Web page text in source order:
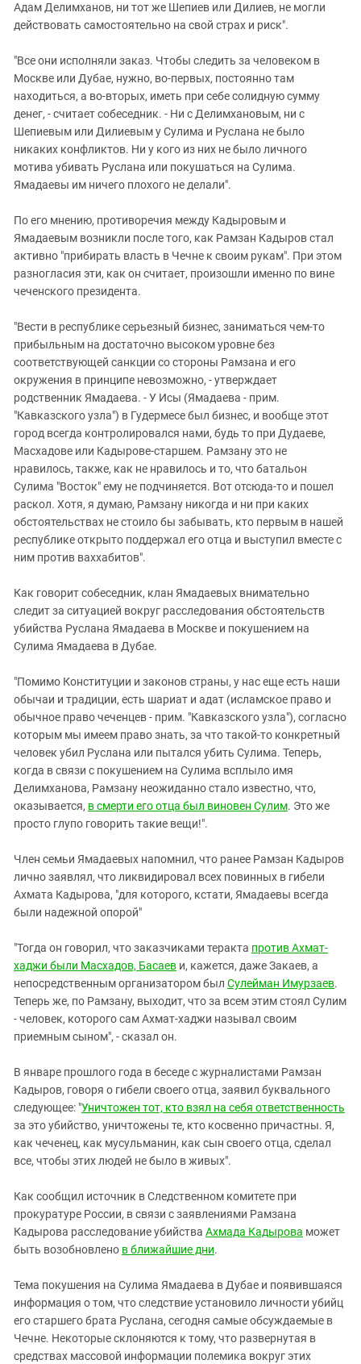
Адам Делимханов, ни тот же Шепиев или Дилиев, не могли
действовать самостоятельно на свой страх и риск".
"Все они исполняли заказ. Чтобы следить за человеком в
Москве или Дубае, нужно, во-первых, постоянно там
находиться, а во-вторых, иметь при себе солидную сумму
денег, - считает собеседник. - Ни с Делимхановым, ни с
Шепиевым или Дилиевым у Сулима и Руслана не было
никаких конфликтов. Ни у кого из них не было личного
мотива убивать Руслана или покушаться на Сулима.
Ямадаевы им ничего плохого не делали".
По его мнению, противоречия между Кадыровым и
Ямадаевым возникли после того, как Рамзан Кадыров стал
активно "прибирать власть в Чечне к своим рукам". При этом
разногласия эти, как он считает, произошли именно по вине
чеченского президента.
"Вести в республике серьезный бизнес, заниматься чем-то
прибыльным на достаточно высоком уровне без
соответствующей санкции со стороны Рамзана и его
окружения в принципе невозможно, - утверждает
родственник Ямадаева. - У Исы (Ямадаева - прим.
"Кавказского узла") в Гудермесе был бизнес, и вообще этот
город всегда контролировался нами, будь то при Дудаеве,
Масхадове или Кадырове-старшем. Рамзану это не
нравилось, также, как не нравилось и то, что батальон
Сулима "Восток" ему не подчиняется. Вот отсюда-то и пошел
раскол. Хотя, я думаю, Рамзану никогда и ни при каких
обстоятельствах не стоило бы забывать, кто первым в нашей
республике открыто поддержал его отца и выступил вместе с
ним против ваххабитов".
Как говорит собеседник, клан Ямадаевых внимательно
следит за ситуацией вокруг расследования обстоятельств
убийства Руслана Ямадаева в Москве и покушением на
Сулима Ямадаева в Дубае.
"Помимо Конституции и законов страны, у нас еще есть наши
обычаи и традиции, есть шариат и адат (исламское право и
обычное право чеченцев - прим. "Кавказского узла"), согласно
которым мы имеем право знать, за что такой-то конкретный
человек убил Руслана или пытался убить Сулима. Теперь,
когда в связи с покушением на Сулима всплыло имя
Делимханова, Рамзану неожиданно стало известно, что,
оказывается, в смерти его отца был виновен Сулим. Это же
просто глупо говорить такие вещи!".
Член семьи Ямадаевых напомнил, что ранее Рамзан Кадыров
лично заявлял, что ликвидировал всех повинных в гибели
Ахмата Кадырова, "для которого, кстати, Ямадаевы всегда
были надежной опорой"
"Тогда он говорил, что заказчиками теракта против Ахмат-
хаджи были Масхадов, Басаев и, кажется, даже Закаев, а
непосредственным организатором был Сулейман Имурзаев.
Теперь же, по Рамзану, выходит, что за всем этим стоял Сулим
- человек, которого сам Ахмат-хаджи называл своим
приемным сыном", - сказал он.
В январе прошлого года в беседе с журналистами Рамзан
Кадыров, говоря о гибели своего отца, заявил буквального
следующее: "Уничтожен тот, кто взял на себя ответственность
за это убийство, уничтожены те, кто косвенно причастны. Я,
как чеченец, как мусульманин, как сын своего отца, сделал
все, чтобы этих людей не было в живых".
Как сообщил источник в Следственном комитете при
прокуратуре России, в связи с заявлениями Рамзана
Кадырова расследование убийства Ахмада Кадырова может
быть возобновлено в ближайшие дни.
Тема покушения на Сулима Ямадаева в Дубае и появившаяся
информация о том, что следствие установило личности убийц
его старшего брата Руслана, сегодня самые обсуждаемые в
Чечне. Некоторые склоняются к тому, что развернутая в
средствах массовой информации полемика вокруг этих